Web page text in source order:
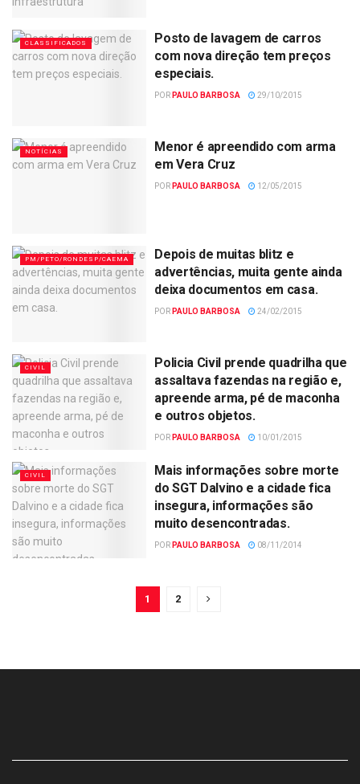
CLASSIFICADOS
Posto de lavagem de carros
com nova direção tem preços
especiais.
POR PAULO BARBOSA 29/10/2015
NOTÍCIAS
Menor é apreendido com arma
em Vera Cruz
POR PAULO BARBOSA 12/05/2015
PM/PETO/RONDESP/CAEMA
Depois de muitas blitz e
advertências, muita gente ainda
deixa documentos em casa.
POR PAULO BARBOSA 24/02/2015
CIVIL
Policia Civil prende quadrilha que
assaltava fazendas na região e,
apreende arma, pé de maconha
e outros objetos.
POR PAULO BARBOSA 10/01/2015
CIVIL
Mais informações sobre morte
do SGT Dalvino e a cidade fica
insegura, informações são
muito desencontradas.
POR PAULO BARBOSA 08/11/2014
1 2